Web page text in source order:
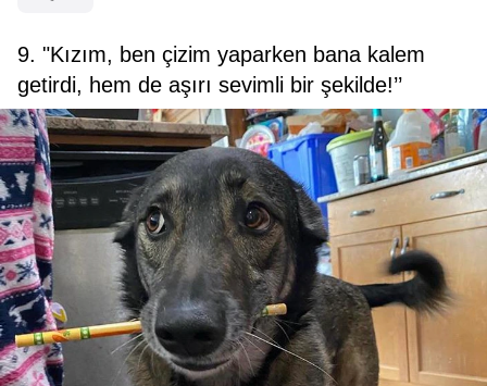
9. "Kızım, ben çizim yaparken bana kalem
getirdi, hem de aşırı sevimli bir şekilde!’’